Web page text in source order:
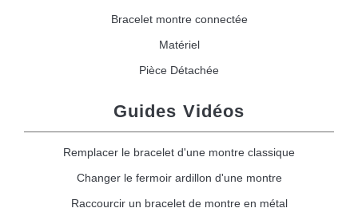
Bracelet montre connectée
Matériel
Pièce Détachée
Guides Vidéos
Remplacer le bracelet d'une montre classique
Changer le fermoir ardillon d'une montre
Raccourcir un bracelet de montre en métal